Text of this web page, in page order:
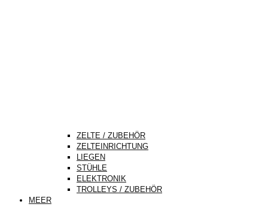
ZELTE / ZUBEHÖR
ZELTEINRICHTUNG
LIEGEN
STÜHLE
ELEKTRONIK
TROLLEYS / ZUBEHÖR
MEER